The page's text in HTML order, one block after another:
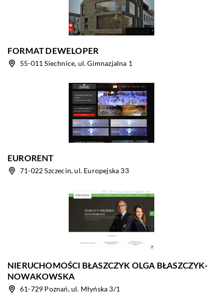
FORMAT DEWELOPER
55-011 Siechnice, ul. Gimnazjalna 1
EURORENT
71-022 Szczecin, ul. Europejska 33
NIERUCHOMOŚCI BŁASZCZYK OLGA BŁASZCZYK-
NOWAKOWSKA
61-729 Poznań, ul. Młyńska 3/1